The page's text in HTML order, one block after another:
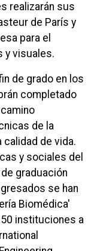
realizarán sus
de París y
para el
y visuales.
de grado en los
completado
de la
calidad de vida.
y sociales del
graduación
se han
Biomédica'
instituciones a